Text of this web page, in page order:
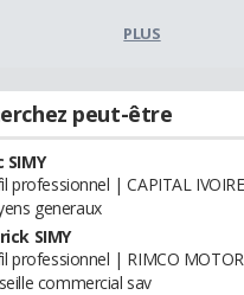
PLUS
peut-être
SIMY
professionnel | CAPITAL
generaux
SIMY
professionnel | RIMCO
commercial sav